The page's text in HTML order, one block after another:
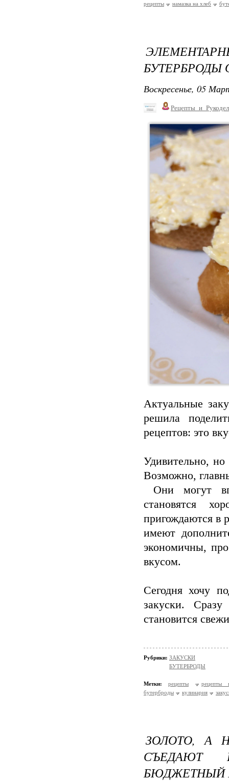
рецепты
намазка на хлеб
БУТЕРБРОДЫ
Воскресенье, 05
Актуальные
решила
рецептов: это
Удивительно,
Возможно,
Они могут
становятся
пригождаются в
имеют
экономичны,
вкусом.
Сегодня хочу
закуски.
становится
Рубрики: ЗАКУСКИ
БУТЕРБРОДЫ
Метки: рецепты
рецепты
бутерброды
кулинария
ЗОЛОТО, А
СЪЕДАЮТ
БЮДЖЕТНЫЙ